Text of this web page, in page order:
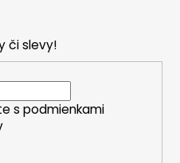
či slevy!
s podmienkami